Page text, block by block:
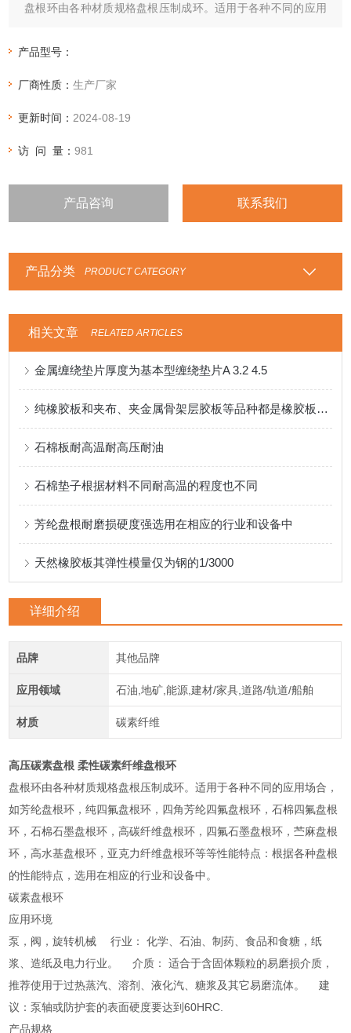
盘根环由各种材质规格盘根压制成环。适用于各种不同的应用
石棉四氟盘根环，石棉石墨盘根环，高碳纤维盘根环，四氟石
产品型号：
厂商性质：生产厂家
更新时间： 2024-08-19
访 问 量：981
产品咨询 联系我们
产品分类 PRODUCT CATEGORY
相关文章 RELATED ARTICLES
金属缠绕垫片厚度为基本型缠绕垫片A 3.2 4.5
纯橡胶板和夹布、夹金属骨架层胶板等品种都是橡胶板分类中的
石棉板耐高温耐高压耐油
石棉垫子根据材料不同耐高温的程度也不同
芳纶盘根耐磨损硬度强选用在相应的行业和设备中
天然橡胶板其弹性模量仅为钢的1/3000
详细介绍
品牌 其他品牌
应用领域 石油,地矿,能源,建材/家具,道路/轨道/船舶
材质 碳素纤维
高压碳素盘根 柔性碳素纤维盘根环
盘根环由各种材质规格盘根压制成环。适用于各种不同的应用场合，
如芳纶盘根环，纯四氟盘根环，四角芳纶四氟盘根环，石棉四氟盘根
环，石棉石墨盘根环，高碳纤维盘根环，四氟石墨盘根环，苎麻盘根
环，高水基盘根环，亚克力纤维盘根环等等性能特点：根据各种盘根
的性能特点，选用在相应的行业和设备中。
碳素盘根环
应用环境
泵，阀，旋转机械 行业： 化学、石油、制药、食品和食糖，纸
浆、造纸及电力行业。 介质： 适合于含固体颗粒的易磨损介质，
推荐使用于过热蒸汽、溶剂、液化汽、糖浆及其它易磨流体。 建
议：泵轴或防护套的表面硬度要达到60HRC.
产品规格